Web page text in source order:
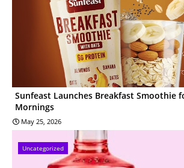
Sunfeast Launches Breakfast Smoothie
Mornings
May 25, 2026
Uncategorized